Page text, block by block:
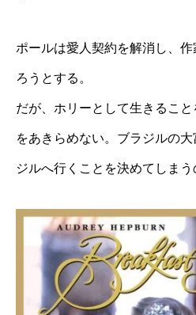
ポールは愛人契約を解消し、
ろうとする。
だが、ホリーとして生きるこ
をあきらめない。ブラジルの
ジルへ行くことを決めてしま